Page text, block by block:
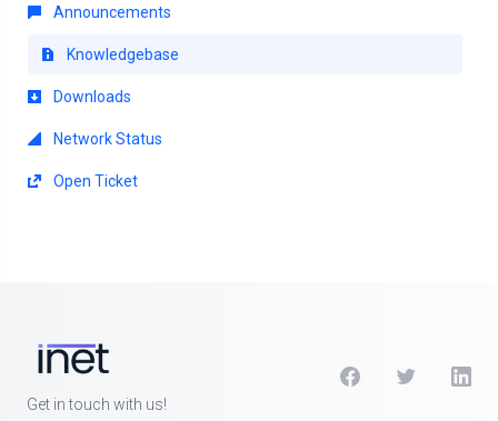
Announcements
Knowledgebase
Downloads
Network Status
Open Ticket
Get in touch with us!